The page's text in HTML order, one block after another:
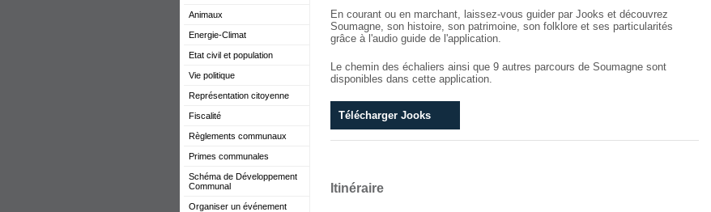
Animaux
Energie-Climat
Etat civil et population
Vie politique
Représentation citoyenne
Fiscalité
Règlements communaux
Primes communales
Schéma de Développement
Communal
Organiser un événement
En courant ou en marchant, laissez-vous guider par Jooks et découvrez
Soumagne, son histoire, son patrimoine, son folklore et ses particularités
grâce à l'audio guide de l'application.
Le chemin des échaliers ainsi que 9 autres parcours de Soumagne sont
disponibles dans cette application.
Télécharger Jooks
Itinéraire